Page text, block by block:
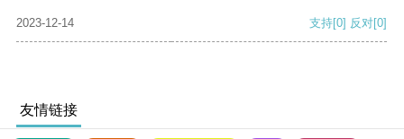
2023-12-14 支持[0] 反对[0]
友情链接